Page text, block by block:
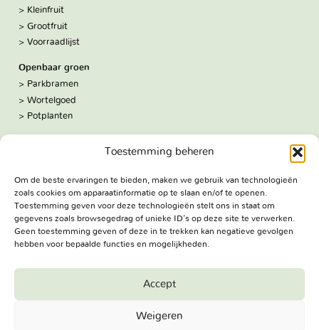
Toestemming beheren
Om de beste ervaringen te bieden, maken we gebruik van technologieën
zoals cookies om apparaatinformatie op te slaan en/of te openen.
Toestemming geven voor deze technologieën stelt ons in staat om
gegevens zoals browsegedrag of unieke ID's op deze site te verwerken.
Geen toestemming geven of deze in te trekken kan negatieve gevolgen
hebben voor bepaalde functies en mogelijkheden.
Accept
Weigeren
Kleinfruit
Grootfruit
Voorraadlijst
Openbaar groen
Parkbramen
Wortelgoed
Potplanten
Volg ons:
Facebook
Bezoekadres
Haringweg 3A
2975 LB Ottoland
Reserved.